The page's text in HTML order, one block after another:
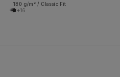
180 g/m² / Classic Fit
+16